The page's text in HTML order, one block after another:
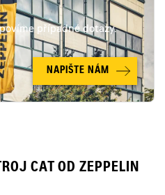
případné dotazy.
NAPIŠTE NÁM
CAT OD ZEPPELIN